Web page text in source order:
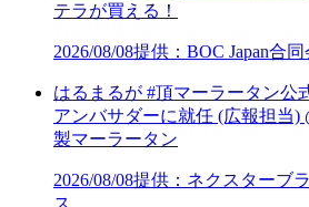
テラが買える！
2026/08/08提供：BOC Japan合同
はるまるが #頂マーラータン公
アンバサダーに就任 (広報担当)
製マーラータン
2026/08/08提供：ネクスターブ
ス